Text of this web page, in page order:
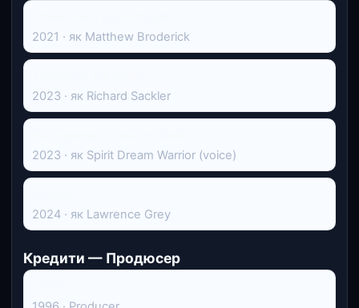
2021 · як Matthew Broderick
2023 · як Richard Sackler
2023 · як Spirit Dream Warrior (voice)
2024 · як Lawrence Grey
Кредити — Продюсер